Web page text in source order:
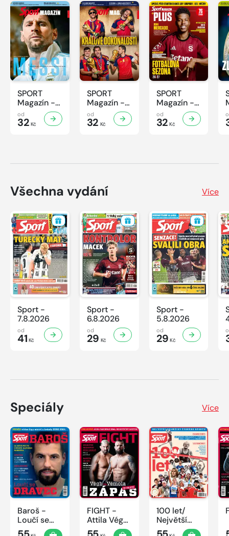
SPORT
Magazín -
32/2026
od
32 Kč
SPORT
Magazín -
31/2026
od
32 Kč
SPORT
Magazín -
30/2026
od
32 Kč
Všechna vydání Více
Sport -
7.8.2026
od
41 Kč
Sport -
6.8.2026
od
29 Kč
Sport -
5.8.2026
od
29 Kč
Speciály Více
Baroš -
Loučí se
dravec
FIGHT -
Attila Végh
vs. Karlos
100 let/
Největší
okamžiky